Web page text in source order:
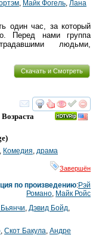
, Майк Фогель, Лана
один час, за который
Перед нами группа
людьми,
Скачать и Смотреть
смотреть
)
Комедия драма
Завершён
по произведению:Рэй
Романо Майк Ройс
Дэвид Бойд
Скот Бакула Андре